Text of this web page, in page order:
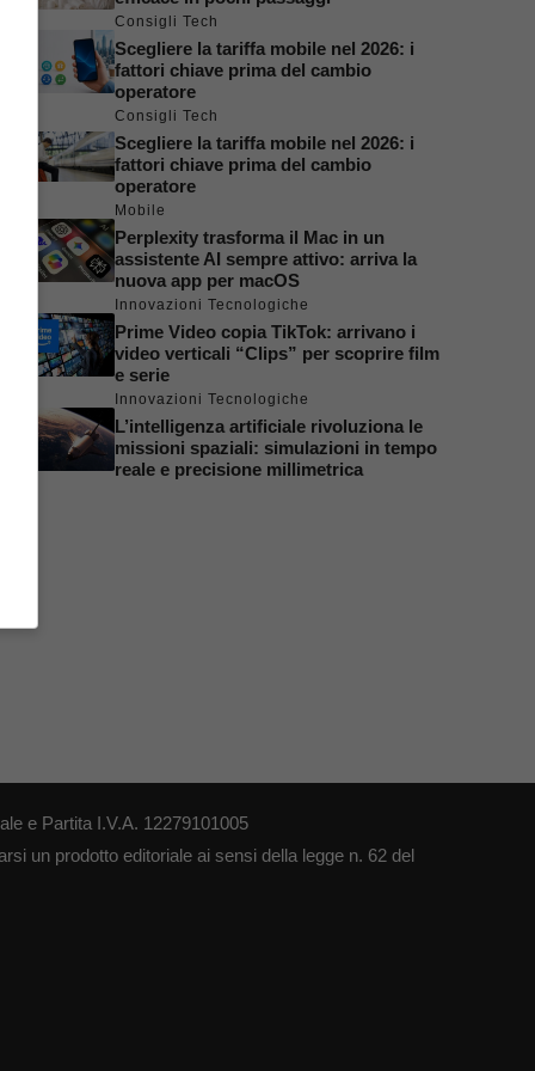
Consigli Tech
Scegliere la tariffa mobile nel 2026: i
fattori chiave prima del cambio
operatore
Consigli Tech
Scegliere la tariffa mobile nel 2026: i
fattori chiave prima del cambio
operatore
Mobile
Perplexity trasforma il Mac in un
assistente AI sempre attivo: arriva la
nuova app per macOS
Innovazioni Tecnologiche
Prime Video copia TikTok: arrivano i
video verticali “Clips” per scoprire film
e serie
Innovazioni Tecnologiche
L’intelligenza artificiale rivoluziona le
missioni spaziali: simulazioni in tempo
reale e precisione millimetrica
e Partita I.V.A. 12279101005
un prodotto editoriale ai sensi della legge n. 62 del